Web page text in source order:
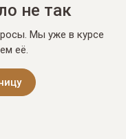
не так
Мы уже в курсе
её.